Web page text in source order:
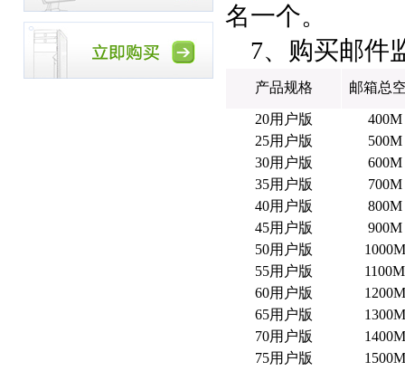
名一个。
7、购买邮件
产品规格 邮箱总
20用户版
400M
25用户版
500M
30用户版
600M
35用户版
700M
40用户版
800M
45用户版
900M
50用户版
1000M
55用户版
1100M
60用户版
1200M
65用户版
1300M
70用户版
1400M
75用户版
1500M